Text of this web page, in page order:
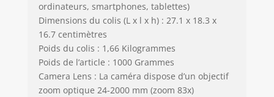
ordinateurs, smartphones, tablettes)
Dimensions du colis (L x l x h) : 27.1 x 18.3 x
16.7 centimètres
Poids du colis : 1,66 Kilogrammes
Poids de l’article : 1000 Grammes
Camera Lens : La caméra dispose d’un objectif
zoom optique 24-2000 mm (zoom 83x)